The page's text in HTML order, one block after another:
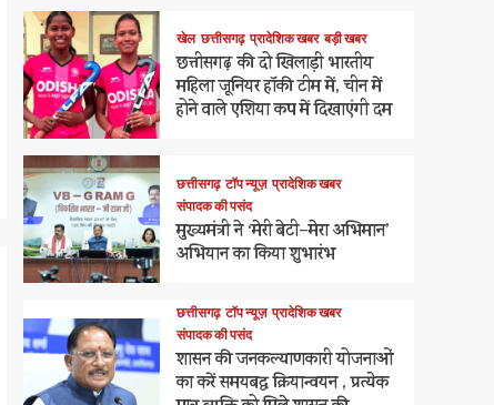
खेल छत्तीसगढ़ प्रादेशिक खबर बड़ी खबर
छत्तीसगढ़ की दो खिलाड़ी भारतीय
महिला जूनियर हॉकी टीम में, चीन में
होने वाले एशिया कप में दिखाएंगी दम
छत्तीसगढ़ टॉप न्यूज़ प्रादेशिक खबर
संपादक की पसंद
मुख्यमंत्री ने ‘मेरी बेटी–मेरा अभिमान’
अभियान का किया शुभारंभ
छत्तीसगढ़ टॉप न्यूज़ प्रादेशिक खबर
संपादक की पसंद
शासन की जनकल्याणकारी योजनाओं
का करें समयबद्ध क्रियान्वयन , प्रत्येक